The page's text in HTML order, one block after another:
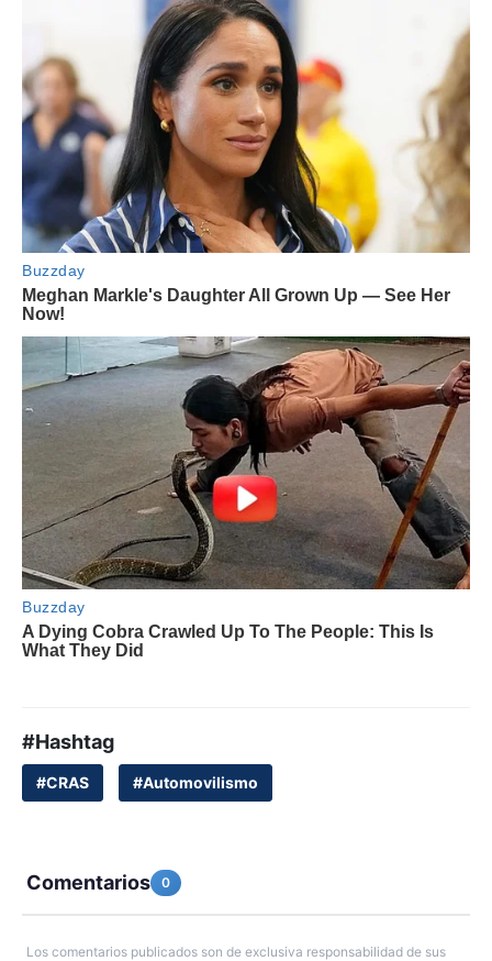
#Hashtag
#CRAS #Automovilismo
Comentarios 0
Los comentarios publicados son de exclusiva responsabilidad de sus